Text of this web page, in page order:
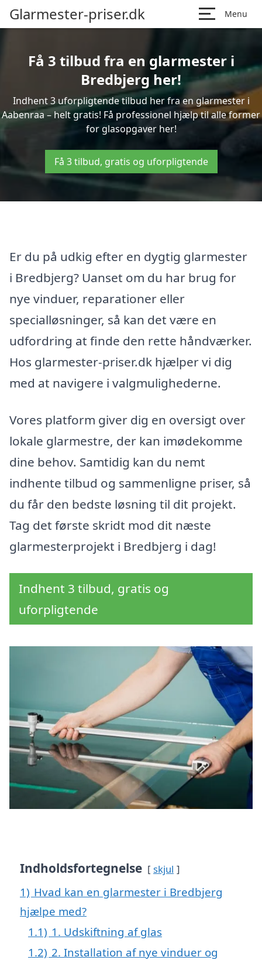
Glarmester-priser.dk Menu
Få 3 tilbud fra en glarmester i
Bredbjerg her!
Indhent 3 uforpligtende tilbud her fra en glarmester i
Aabenraa – helt gratis! Få professionel hjælp til alle former
for glasopgaver her!
Få 3 tilbud, gratis og uforpligtende
Er du på udkig efter en dygtig glarmester
i Bredbjerg? Uanset om du har brug for
nye vinduer, reparationer eller
specialløsninger, så kan det være en
udfordring at finde den rette håndværker.
Hos glarmester-priser.dk hjælper vi dig
med at navigere i valgmulighederne.
Vores platform giver dig en oversigt over
lokale glarmestre, der kan imødekomme
dine behov. Samtidig kan du nemt
indhente tilbud og sammenligne priser, så
du får den bedste løsning til dit projekt.
Tag det første skridt mod dit næste
glarmesterprojekt i Bredbjerg i dag!
Indhent 3 tilbud, gratis og
uforpligtende
Indholdsfortegnelse skjul
1) Hvad kan en glarmester i Bredbjerg
hjælpe med?
1.1) 1. Udskiftning af glas
1.2) 2. Installation af nye vinduer og